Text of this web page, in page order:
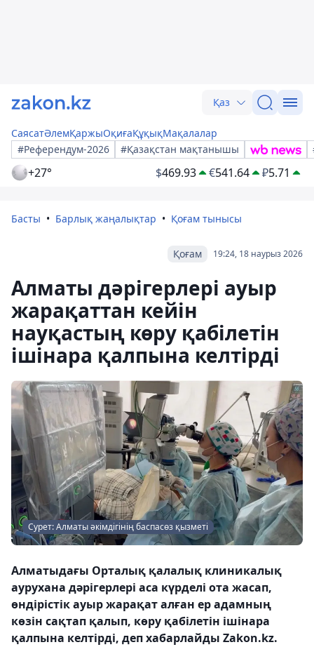
Қаз
СаясатӘлемҚаржыОқиғаҚұқықМақалалар
#Референдум-2026
#Қазақстан мақтанышы
+27° $469.93 €541.64 ₽5.71
Басты Барлық жаңалықтар Қоғам тынысы
19:24, 18 наурыз 2026
Қоғам
Алматы дәрігерлері ауыр
жарақаттан кейін
науқастың көру қабілетін
ішінара қалпына келтірді
Сурет: Алматы әкімдігінің баспасөз қызметі
Алматыдағы Орталық қалалық клиникалық
аурухана дәрігерлері аса күрделі ота жасап,
өндірістік ауыр жарақат алған ер адамның
көзін сақтап қалып, көру қабілетін ішінара
қалпына келтірді, деп хабарлайды Zakon.kz.